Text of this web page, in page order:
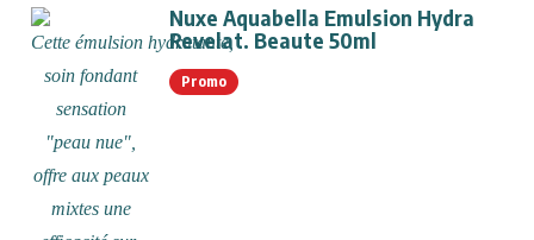
Nuxe Aquabella Emulsion Hydra
Revelat. Beaute 50ml
Promo